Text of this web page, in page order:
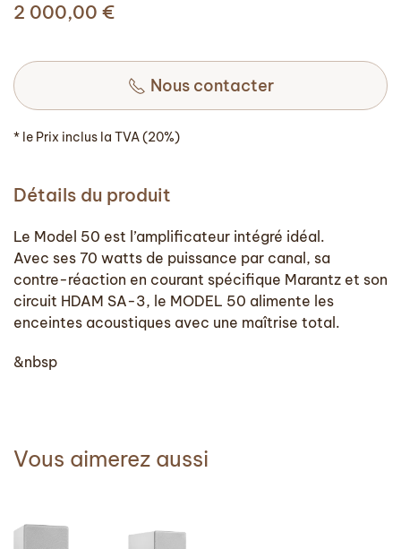
2 000,00 €
Nous contacter
* le Prix inclus la TVA (20%)
Détails du produit
Le Model 50 est l’amplificateur intégré idéal.
Avec ses 70 watts de puissance par canal, sa
contre-réaction en courant spécifique Marantz et son
circuit HDAM SA-3, le MODEL 50 alimente les
enceintes acoustiques avec une maîtrise total.
&nbsp
Vous aimerez aussi